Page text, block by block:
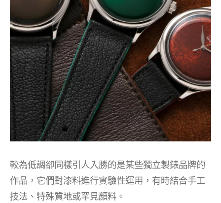
較為低調卻同樣引人入勝的是某些獨立製錶品牌的
作品，它們對漆料進行實驗性運用，有時結合手工
技法、特殊質地或罕見顏料。